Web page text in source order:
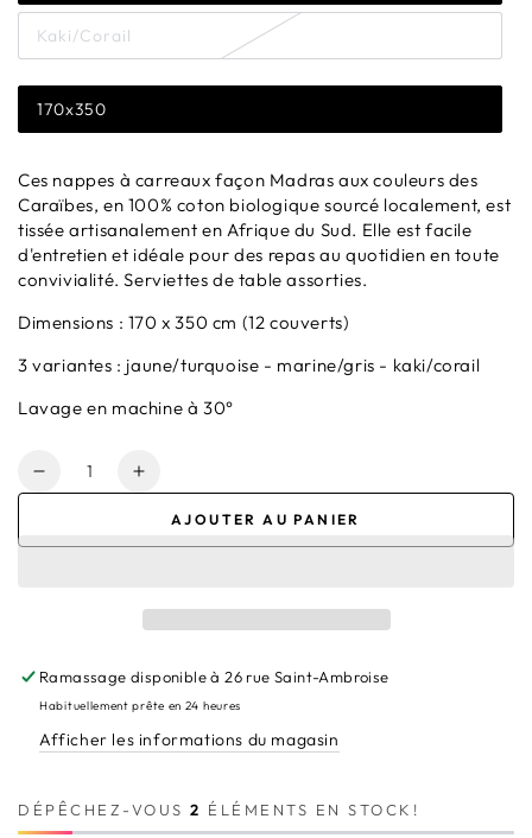
Kaki/Corail
170x350
Ces nappes à carreaux façon Madras aux couleurs des
Caraïbes, en 100% coton biologique sourcé localement, est
tissée artisanalement en Afrique du Sud. Elle est facile
d'entretien et idéale pour des repas au quotidien en toute
convivialité. Serviettes de table assorties.
Dimensions : 170 x 350 cm (12 couverts)
3 variantes : jaune/turquoise - marine/gris - kaki/corail
Lavage en machine à 30°
Quantité
Réduire
Caribbean
Augmenter
quantité
Coton
à
Caribbean
AJOUTER AU PANIER
Ramassage disponible à26 rue Saint-Ambroise
Habituellement prête en 24 heures
Afficher les informations du magasin
DÉPÊCHEZ-VOUS 2 ÉLÉMENTS EN STOCK!